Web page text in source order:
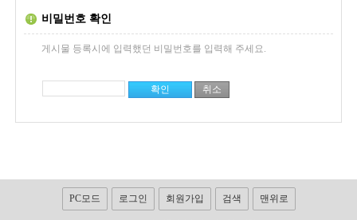
비밀번호 확인
게시물 등록시에 입력했던 비밀번호를 입력해 주세요.
PC모드 로그인 회원가입 검색 맨위로